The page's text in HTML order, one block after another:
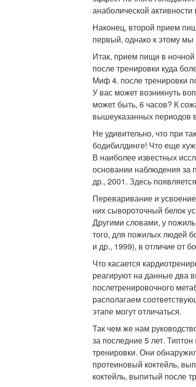
анаболической
Наконец, второй прием
первый, однако к этому мы
Итак, прием пищи в
после тренировки куда
Миф 4. после тренировки
У вас может возникнуть
может быть, 6 часов? К
вышеуказанных периодов
Не удивительно, что при
бодибилдинге! Что еще
В наиболее известных
основании наблюдения за
др., 2001. Здесь
Переваривание и
них сывороточный белок
Другими словами, у
того, для пожилых людей
и др., 1999), в отличие от
Что касается
реагируют на данные два
послетренировочного
располагаем
этапе могут отличаться.
Так чем же нам
за последние 5 лет.
тренировки. Они
протеиновый коктейль,
коктейль, выпитый после